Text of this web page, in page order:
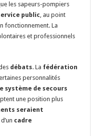
les sapeurs-pompiers
public, au point
fonctionnement. La
et professionnels
débats. La fédération
personnalités
système de secours
une position plus
seraient
cadre